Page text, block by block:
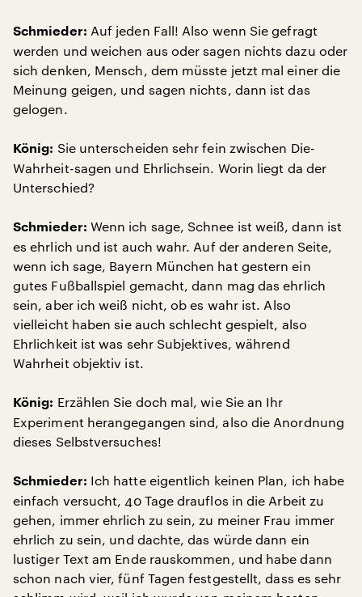
Schmieder: Auf jeden Fall! Also wenn Sie gefragt
werden und weichen aus oder sagen nichts dazu oder
sich denken, Mensch, dem müsste jetzt mal einer die
Meinung geigen, und sagen nichts, dann ist das
gelogen.
König: Sie unterscheiden sehr fein zwischen Die-
Wahrheit-sagen und Ehrlichsein. Worin liegt da der
Unterschied?
Schmieder: Wenn ich sage, Schnee ist weiß, dann ist
es ehrlich und ist auch wahr. Auf der anderen Seite,
wenn ich sage, Bayern München hat gestern ein
gutes Fußballspiel gemacht, dann mag das ehrlich
sein, aber ich weiß nicht, ob es wahr ist. Also
vielleicht haben sie auch schlecht gespielt, also
Ehrlichkeit ist was sehr Subjektives, während
Wahrheit objektiv ist.
König: Erzählen Sie doch mal, wie Sie an Ihr
Experiment herangegangen sind, also die Anordnung
dieses Selbstversuches!
Schmieder: Ich hatte eigentlich keinen Plan, ich habe
einfach versucht, 40 Tage drauflos in die Arbeit zu
gehen, immer ehrlich zu sein, zu meiner Frau immer
ehrlich zu sein, und dachte, das würde dann ein
lustiger Text am Ende rauskommen, und habe dann
schon nach vier, fünf Tagen festgestellt, dass es sehr